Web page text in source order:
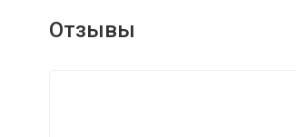
Отзывы